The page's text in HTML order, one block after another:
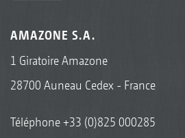
AMAZONE S.A.
1 Giratoire Amazone
28700 Auneau Cedex - France
Téléphone+33 (0)825 000285